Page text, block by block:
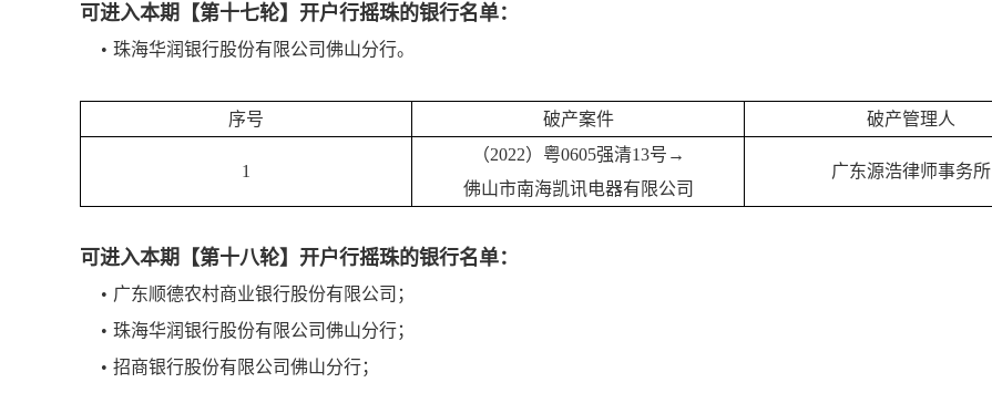
可进入本期【第十七轮】开户行摇珠的银行名单：
•珠海华润银行股份有限公司佛山分行。
序号 破产案件 破产管理人
1
（2022）粤0605强清13号→
佛山市南海凯讯电器有限公司
广东源浩律师事务所
可进入本期【第十八轮】开户行摇珠的银行名单：
• 广东顺德农村商业银行股份有限公司；
•珠海华润银行股份有限公司佛山分行；
•招商银行股份有限公司佛山分行；